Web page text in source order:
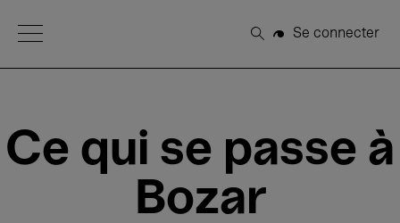
Open Menu
Rechercher
Se connecter
Ce qui se passe à
Bozar